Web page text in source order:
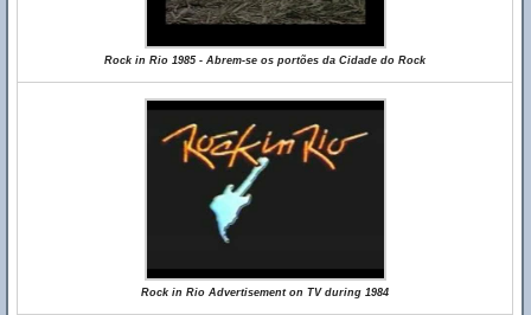
Rock in Rio 1985 - Abrem-se os portões da Cidade do Rock
Rock in Rio Advertisement on TV during 1984